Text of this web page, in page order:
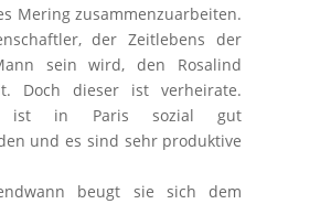
Mering zusammenzuarbeiten.
der Zeitlebens der
sein wird, den Rosalind
Doch dieser ist verheirate.
ist in Paris sozial gut
und es sind sehr produktive
beugt sie sich dem